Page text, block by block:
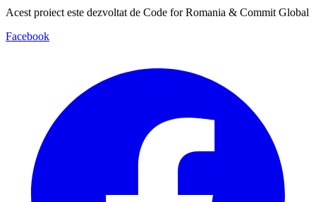
Acest proiect este dezvoltat de Code for Romania & Commit Global
Facebook